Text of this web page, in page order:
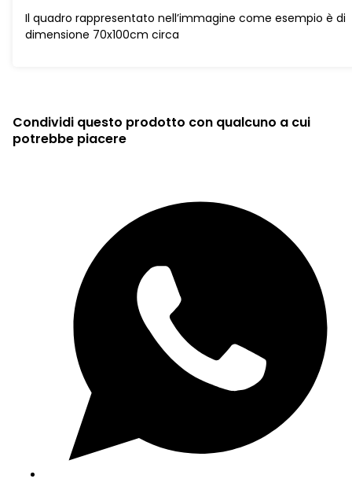
Il quadro rappresentato nell’immagine come esempio è di
dimensione 70x100cm circa
Condividi questo prodotto con qualcuno a cui
potrebbe piacere